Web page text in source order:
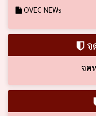
OVEC NEWs
จ
จด